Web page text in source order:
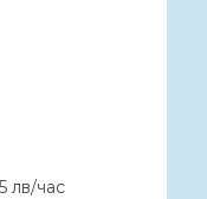
лв/час